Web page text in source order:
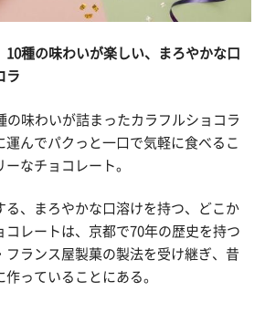
種の味わいが楽しい、まろやかな口
ラ
の味わいが詰まったカラフルショコラ
運んでパクっと一口で気軽に食べるこ
なチョコレート。
る、まろやかな口溶けを持つ、どこか
コレートは、京都で70年の歴史を持つ
フランス屋製菓の製法を受け継ぎ、昔
っていることにある。